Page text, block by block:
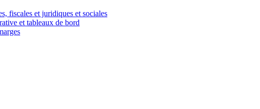
fiscales et juridiques et sociales
et tableaux de bord